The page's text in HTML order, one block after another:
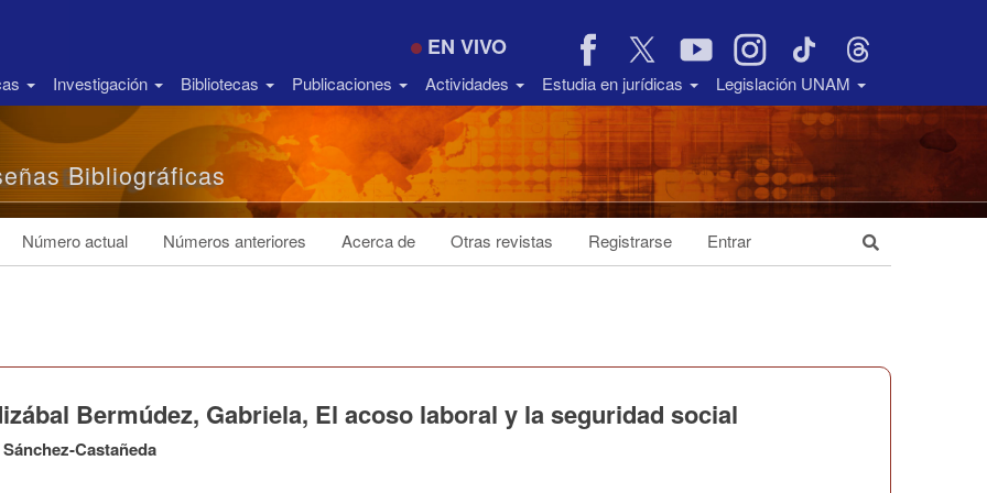
EN VIVO
Investigación Bibliotecas Publicaciones Actividades Estudia en jurídicas Legislación UNAM
Bibliográficas
Número actual Números anteriores Acerca de Otras revistas Registrarse Entrar
Bermúdez, Gabriela, El acoso laboral y la seguridad social
Castañeda